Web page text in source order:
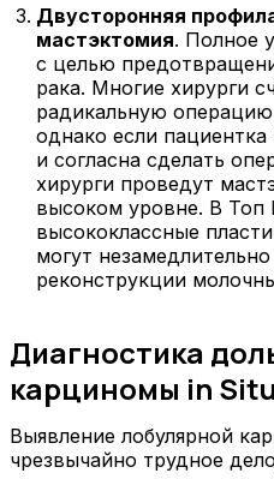
Двусторонняя
мастэктомия. Полное
с целью
рака. Многие хирурги
радикальную
однако если
и согласна сделать
хирурги проведут
высоком уровне. В Топ
высококлассные
могут
реконструкции
Диагностика
карциномы in
Выявление лобулярной
чрезвычайно трудное